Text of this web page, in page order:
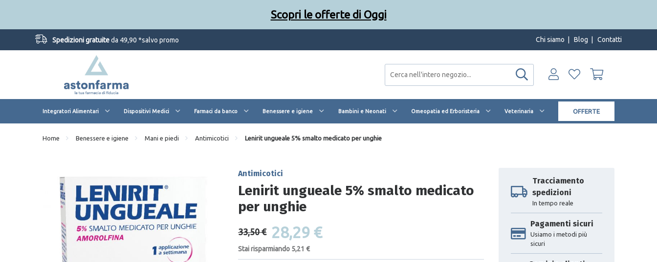
Spedizioni gratuiteda 49,90 *salvo promo Chi siamo Blog Contatti
Integratori Alimentari Dispositivi Medici Farmaci da banco Benessere e igiene Bambini e Neonati Omeopatia ed Erboristeria Veterinaria OFFERTE
Home Benessere e igiene Mani e piedi Antimicotici Lenirit ungueale 5% smalto medicato per unghie
Antimicotici
Lenirit ungueale 5% smalto medicato
per unghie
33,50 € 28,29 €
Stai risparmiando 5,21 €
Tracciamento
spedizioni
In tempo reale
Pagamenti sicuri
Usiamo i metodi più
sicuri
Scopri le offerte di Oggi